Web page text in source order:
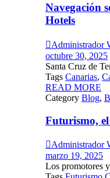
Navegación
Hotels
Administrador
octubre 30, 2025
Santa Cruz de
Tags Canarias,
READ MORE
Category Blog,
Futurismo,
Administrador
marzo 19, 2025
Los promotores